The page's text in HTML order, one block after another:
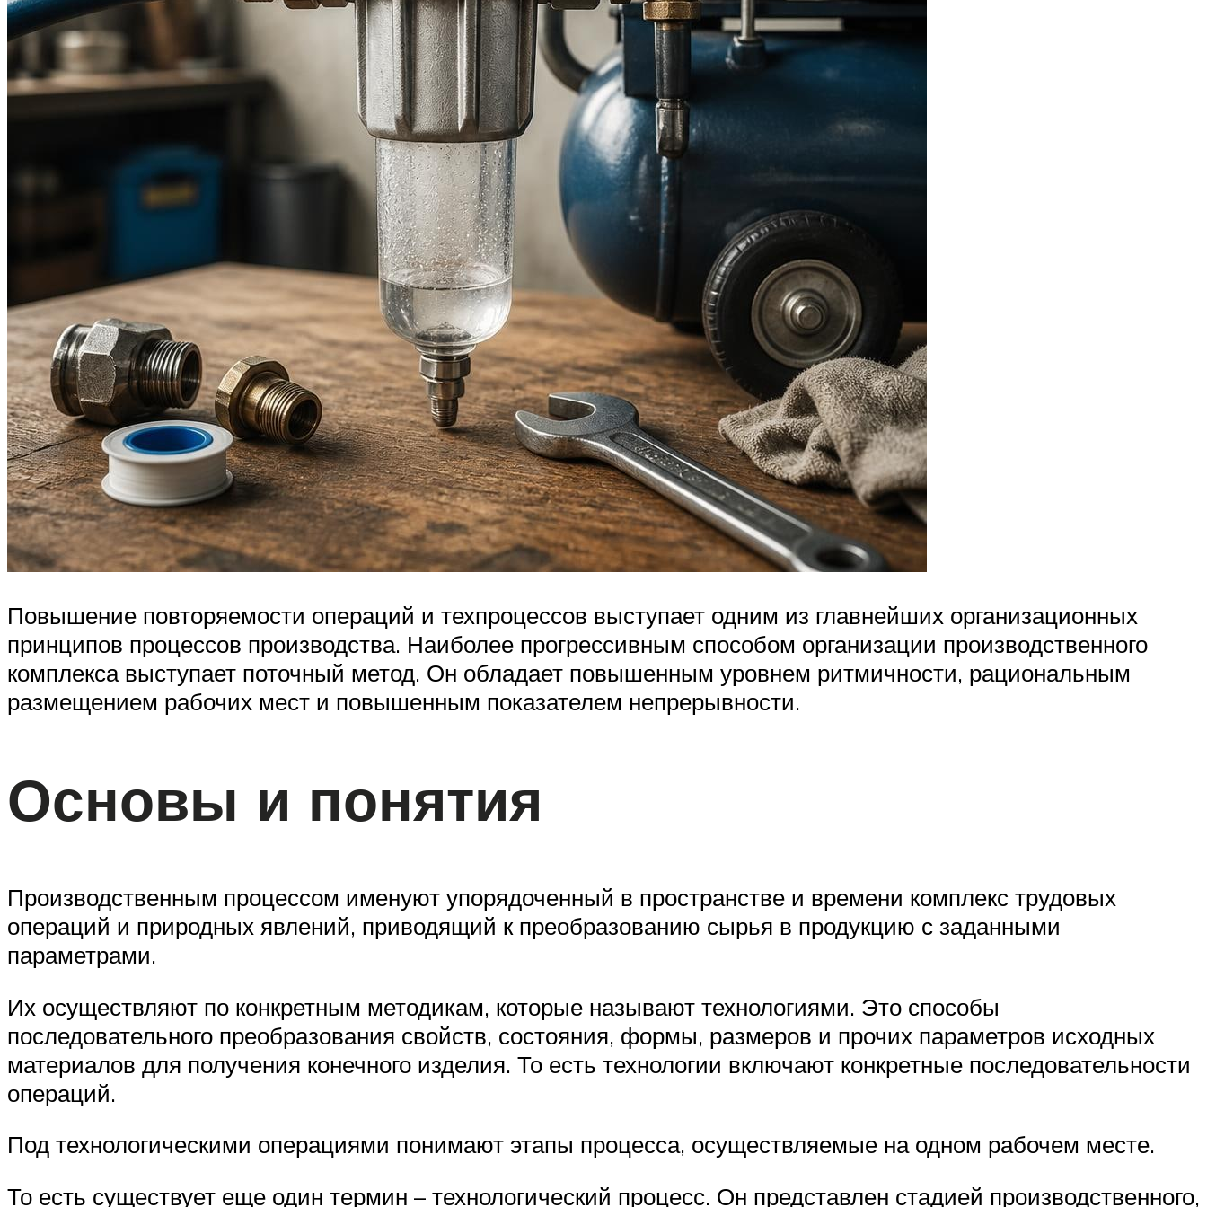
Повышение повторяемости операций и техпроцессов выступает одним из главнейших организационных
принципов процессов производства. Наиболее прогрессивным способом организации производственного
комплекса выступает поточный метод. Он обладает повышенным уровнем ритмичности, рациональным
размещением рабочих мест и повышенным показателем непрерывности.
Основы и понятия
Производственным процессом именуют упорядоченный в пространстве и времени комплекс трудовых
операций и природных явлений, приводящий к преобразованию сырья в продукцию с заданными
параметрами.
Их осуществляют по конкретным методикам, которые называют технологиями. Это способы
последовательного преобразования свойств, состояния, формы, размеров и прочих параметров исходных
материалов для получения конечного изделия. То есть технологии включают конкретные последовательности
операций.
Под технологическими операциями понимают этапы процесса, осуществляемые на одном рабочем месте.
То есть существует еще один термин – технологический процесс. Он представлен стадией производственного,